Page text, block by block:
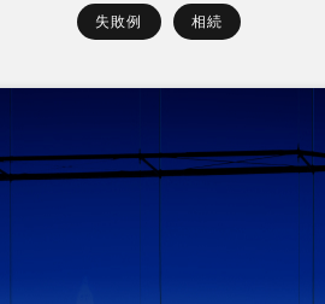
失敗例 相続